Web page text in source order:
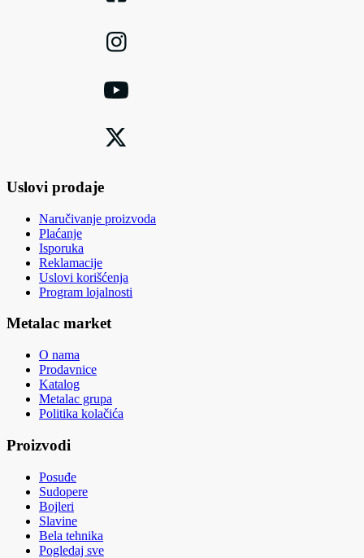
Uslovi prodaje
Naručivanje proizvoda
Plaćanje
Isporuka
Reklamacije
Uslovi korišćenja
Program lojalnosti
Metalac market
O nama
Prodavnice
Katalog
Metalac grupa
Politika kolačića
Proizvodi
Posuđe
Sudopere
Bojleri
Slavine
Bela tehnika
Pogledaj sve